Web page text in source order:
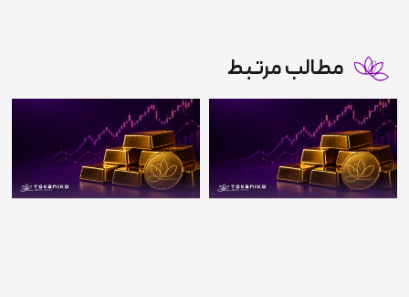
مطالب مرتبط